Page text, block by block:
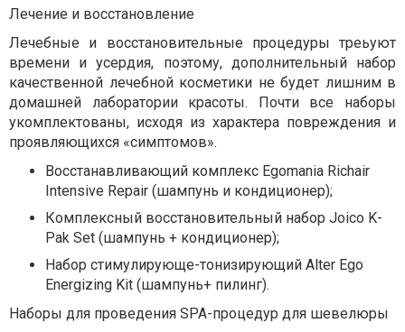
Лечение и восстановление
Лечебные и восстановительные процедуры треьуют
времени и усердия, поэтому, дополнительный набор
качественной лечебной косметики не будет лишним в
домашней лаборатории красоты. Почти все наборы
укомплектованы, исходя из характера повреждения и
проявляющихся «симптомов».
Восстанавливающий комплекс Egomania Richair
Intensive Repair (шампунь и кондиционер);
Комплексный восстановительный набор Joico K-
Pak Set (шампунь + кондиционер);
Набор стимулирующе-тонизирующий Alter Ego
Energizing Kit (шампунь+ пилинг).
Наборы для проведения SPA-процедур для шевелюры